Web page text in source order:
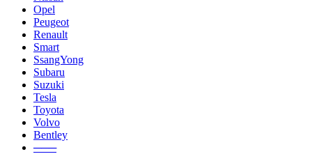
Opel
Peugeot
Renault
Smart
SsangYong
Subaru
Suzuki
Tesla
Toyota
Volvo
Bentley
───